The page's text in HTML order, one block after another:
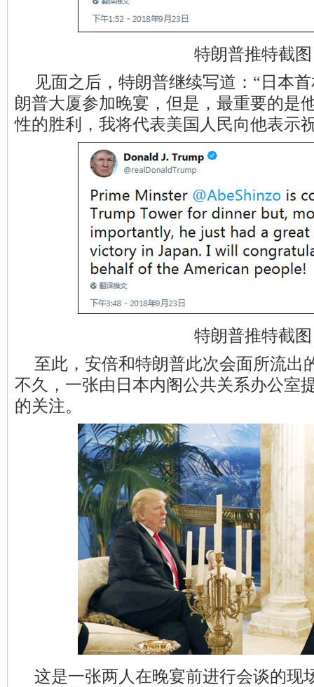
特朗普推特截图
见面之后，特朗普继续写道：“日本
朗普大厦参加晚宴，但是，最重要的是
性的胜利，我将代表美国人民向他表示
特朗普推特截图
至此，安倍和特朗普此次会面所流出
不久，一张由日本内阁公共关系办公室
的关注。
这是一张两人在晚宴前进行会谈的现